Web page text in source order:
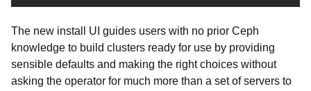
The new install UI guides users with no prior Ceph
knowledge to build clusters ready for use by providing
sensible defaults and making the right choices without
asking the operator for much more than a set of servers to